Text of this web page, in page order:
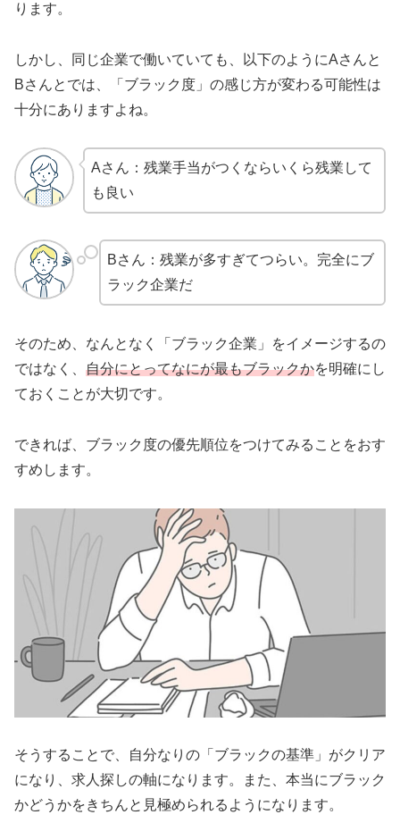
ります。
しかし、同じ企業で働いていても、以下のようにAさんと
Bさんとでは、「ブラック度」の感じ方が変わる可能性は
十分にありますよね。
Aさん：残業手当がつくならいくら残業して
も良い
Bさん：残業が多すぎてつらい。完全にブ
ラック企業だ
そのため、なんとなく「ブラック企業」をイメージするの
ではなく、 自分にとってなにが最もブラックかを明確にし
ておくことが大切です。
できれば、ブラック度の優先順位をつけてみることをおす
すめします。
そうすることで、自分なりの「ブラックの基準」がクリア
になり、求人探しの軸になります。また、本当にブラック
かどうかをきちんと見極められるようになります。